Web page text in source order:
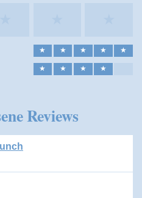
★ ★ ★ ★ ★
★ ★ ★ ★
Reviews